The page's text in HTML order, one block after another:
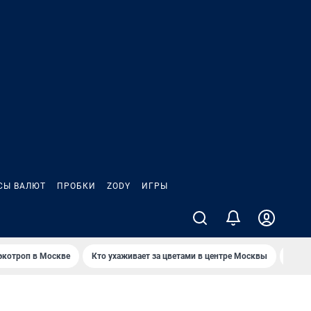
ВАЛЮТ ПРОБКИ ZODY ИГРЫ
в Москве Кто ухаживает за цветами в центре Москвы